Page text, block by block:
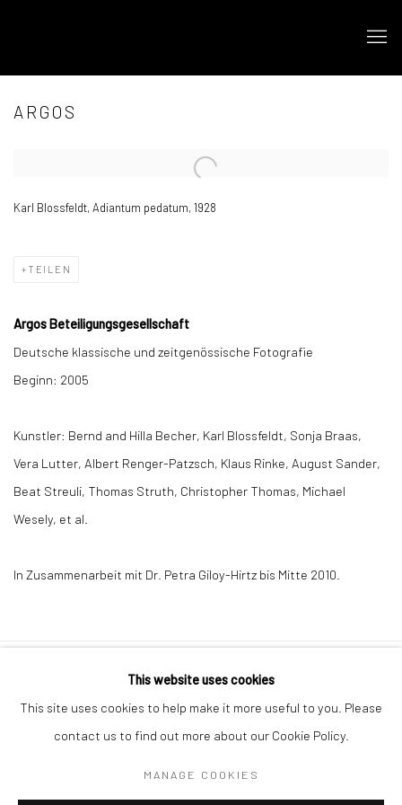
ARGOS
Open a larger version of the following image in a popup:
Karl Blossfeldt, Adiantum pedatum, 1928
TEILEN
Argos Beteiligungsgesellschaft
Deutsche klassische und zeitgenössische Fotografie
Beginn: 2005
Kunstler: Bernd and Hilla Becher, Karl Blossfeldt, Sonja Braas,
Vera Lutter, Albert Renger-Patzsch, Klaus Rinke, August Sander,
Beat Streuli, Thomas Struth, Christopher Thomas, Michael
Wesely, et al.
In Zusammenarbeit mit Dr. Petra Giloy-Hirtz bis Mitte 2010.
Manage cookies
COPYRIGHT © 2026 IRA STEHMANN
WEBSITE VON ARTLOGIC
This website uses cookies
This site uses cookies to help make it more useful to you. Please
contact us to find out more about our Cookie Policy.
MANAGE COOKIES